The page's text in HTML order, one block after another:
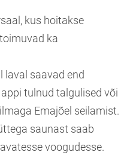
kus hoitakse
ka
laval saavad end
tulnud talgulised või
Emajõel seilamist.
saunast saab
voogudesse.